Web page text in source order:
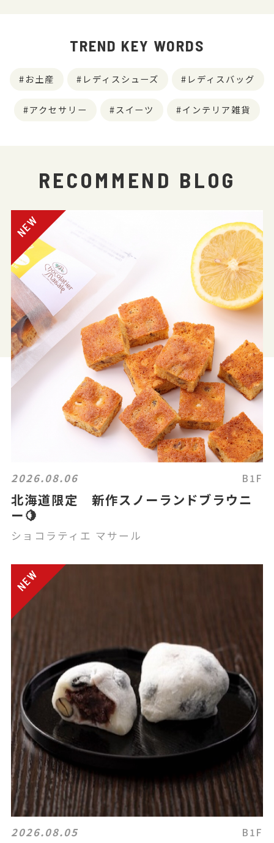
TREND KEY WORDS
お土産 レディスシューズ レディスバッグ
アクセサリー スイーツ インテリア雑貨
RECOMMEND BLOG
2026.08.06 B1F
北海道限定 新作スノーランドブラウニ
ー🍋
ショコラティエ マサール
2026.08.05 B1F